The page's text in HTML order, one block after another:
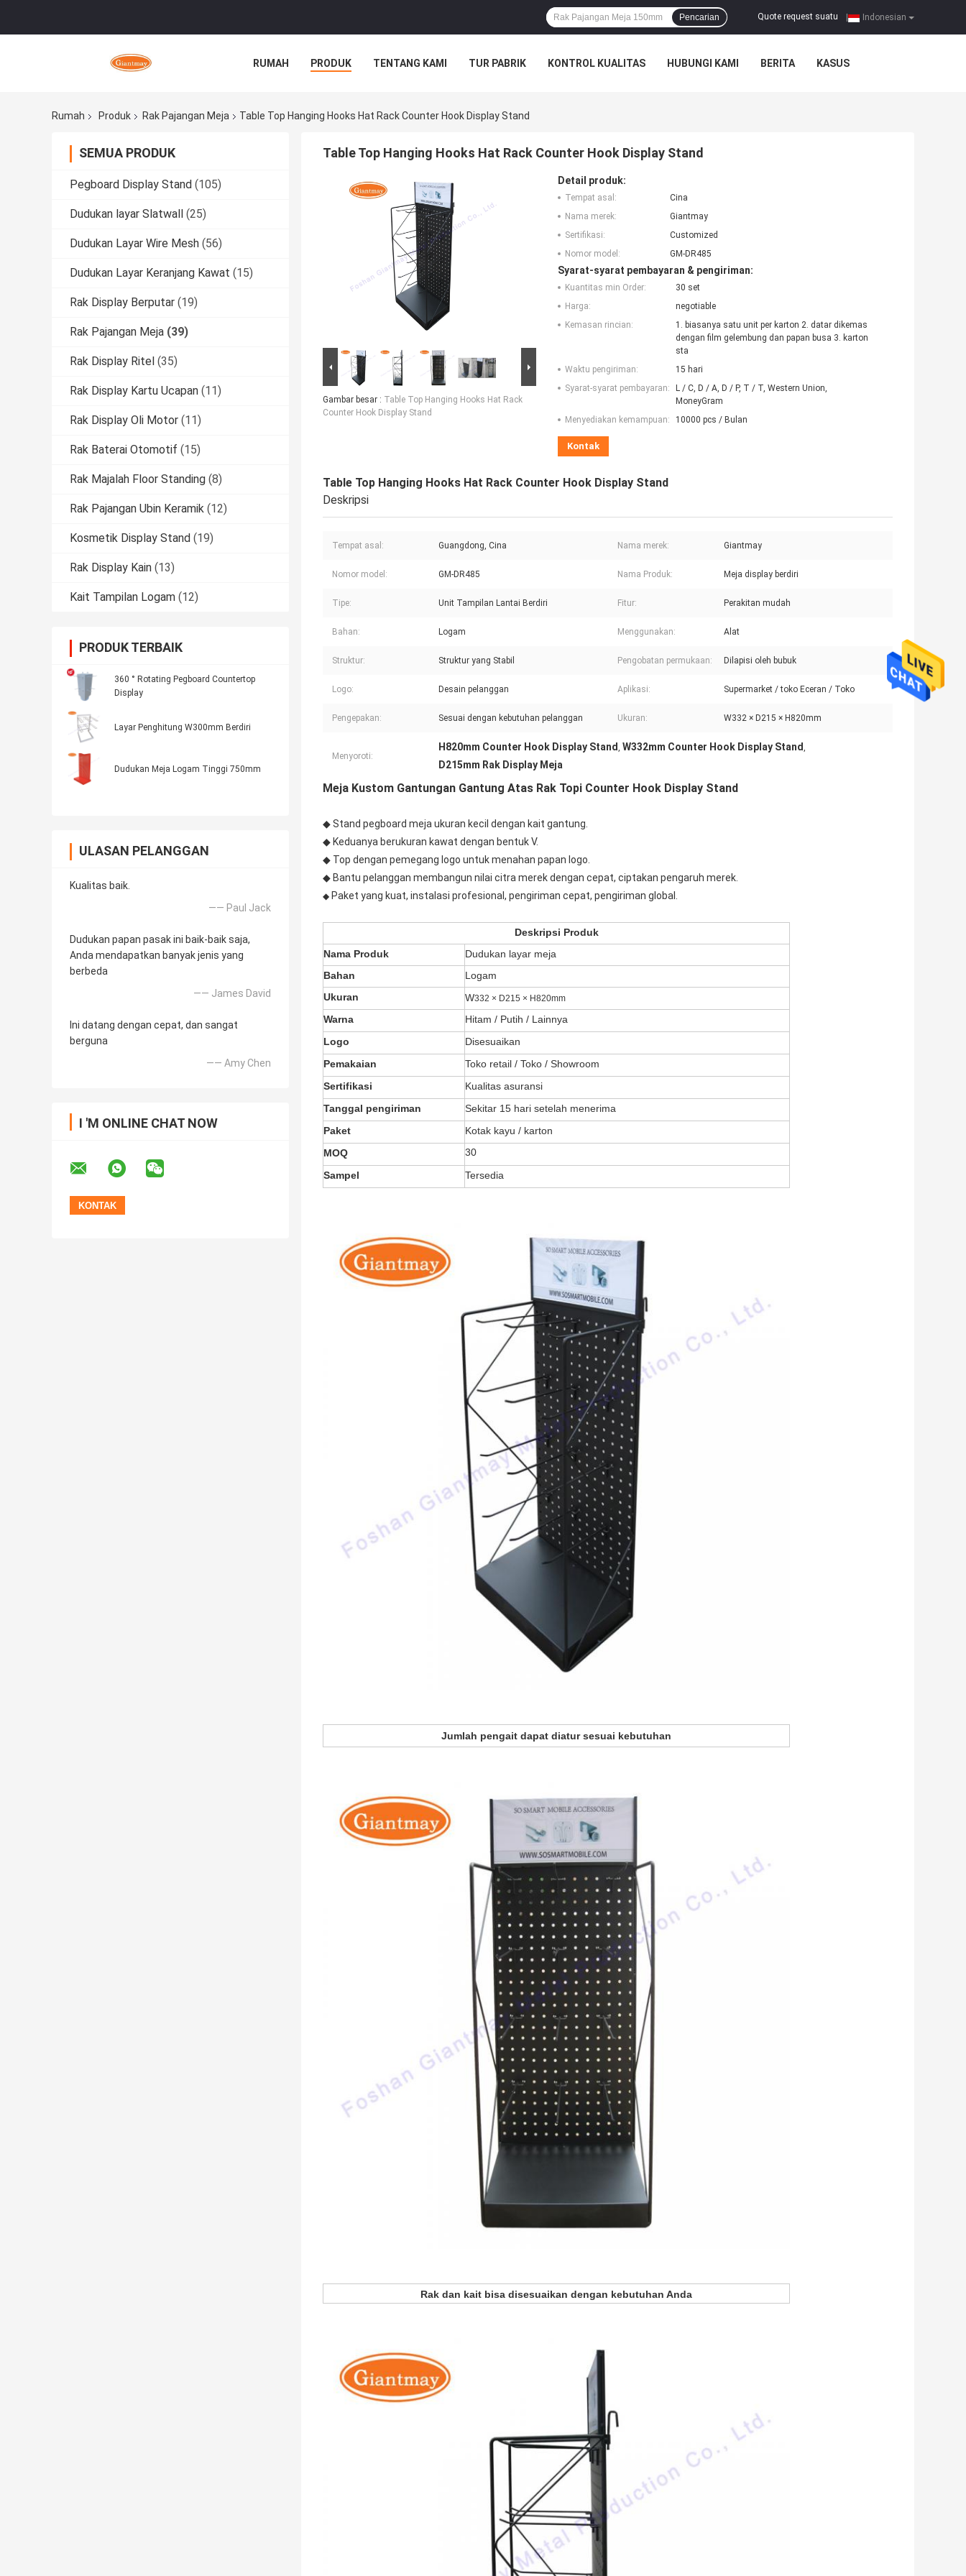
Indonesian
Quote request suatu
Pencarian
RUMAH PRODUK TENTANG KAMI TUR PABRIK KONTROL KUALITAS HUBUNGI KAMI BERITA KASUS
Rumah Produk Rak Pajangan Meja Table Top Hanging Hooks Hat Rack Counter Hook Display Stand
SEMUA PRODUK
Pegboard Display Stand (105)
Dudukan layar Slatwall (25)
Dudukan Layar Wire Mesh (56)
Dudukan Layar Keranjang Kawat (15)
Rak Display Berputar (19)
Rak Pajangan Meja (39)
Rak Display Ritel (35)
Rak Display Kartu Ucapan (11)
Rak Display Oli Motor (11)
Rak Baterai Otomotif (15)
Rak Majalah Floor Standing (8)
Rak Pajangan Ubin Keramik (12)
Kosmetik Display Stand (19)
Rak Display Kain (13)
Kait Tampilan Logam (12)
PRODUK TERBAIK
360 ° Rotating Pegboard Countertop
Display
Layar Penghitung W300mm Berdiri
Dudukan Meja Logam Tinggi 750mm
ULASAN PELANGGAN
Kualitas baik.
—— Paul Jack
Dudukan papan pasak ini baik-baik saja,
Anda mendapatkan banyak jenis yang
berbeda
—— James David
Ini datang dengan cepat, dan sangat
berguna
—— Amy Chen
I 'M ONLINE CHAT NOW
Table Top Hanging Hooks Hat Rack Counter Hook Display Stand
Gambar besar : Table Top Hanging Hooks Hat Rack
Counter Hook Display Stand
Detail produk:
Tempat asal:
Cina
Nama merek:
Giantmay
Sertifikasi:
Customized
Nomor model:
GM-DR485
Syarat-syarat pembayaran & pengiriman:
Kuantitas min Order:
30 set
Harga:
negotiable
Kemasan rincian:
1. biasanya satu unit per karton 2. datar dikemas
dengan film gelembung dan papan busa 3. karton
sta
Waktu pengiriman:
15 hari
Syarat-syarat pembayaran:
L / C, D / A, D / P, T / T, Western Union,
MoneyGram
Menyediakan kemampuan:
10000 pcs / Bulan
Kontak
Table Top Hanging Hooks Hat Rack Counter Hook Display Stand
Deskripsi
Tempat asal: Guangdong, Cina Nama merek: Giantmay
Nomor model: GM-DR485 Nama Produk: Meja display berdiri
Tipe: Unit Tampilan Lantai Berdiri Fitur: Perakitan mudah
Bahan: Logam Menggunakan: Alat
Struktur: Struktur yang Stabil Pengobatan permukaan: Dilapisi oleh bubuk
Logo: Desain pelanggan Aplikasi: Supermarket / toko Eceran / Toko
Pengepakan: Sesuai dengan kebutuhan pelanggan Ukuran: W332 × D215 × H820mm
Menyoroti:
H820mm Counter Hook Display Stand, W332mm Counter Hook Display Stand,
D215mm Rak Display Meja
Meja Kustom Gantungan Gantung Atas Rak Topi Counter Hook Display Stand
◆ Stand pegboard meja ukuran kecil dengan kait gantung.
◆ Keduanya berukuran kawat dengan bentuk V.
◆ Top dengan pemegang logo untuk menahan papan logo.
◆ Bantu pelanggan membangun nilai citra merek dengan cepat, ciptakan pengaruh merek.
◆ Paket yang kuat, instalasi profesional, pengiriman cepat, pengiriman global.
Deskripsi Produk
Nama Produk
Dudukan layar meja
Bahan
Logam
Ukuran
W332 × D215 × H820mm
Warna
Hitam / Putih / Lainnya
Logo
Disesuaikan
Pemakaian
Toko retail / Toko / Showroom
Sertifikasi
Kualitas asuransi
Tanggal pengiriman
Sekitar 15 hari setelah menerima
Paket
Kotak kayu / karton
MOQ
30
Sampel
Tersedia
Jumlah pengait dapat diatur sesuai kebutuhan
Rak dan kait bisa disesuaikan dengan kebutuhan Anda